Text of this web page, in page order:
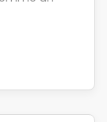
de au
les
de
de + 30